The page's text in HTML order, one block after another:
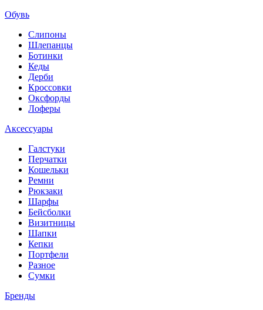
Обувь
Слипоны
Шлепанцы
Ботинки
Кеды
Дерби
Кроссовки
Оксфорды
Лоферы
Аксессуары
Галстуки
Перчатки
Кошельки
Ремни
Рюкзаки
Шарфы
Бейсболки
Визитницы
Шапки
Кепки
Портфели
Разное
Сумки
Бренды